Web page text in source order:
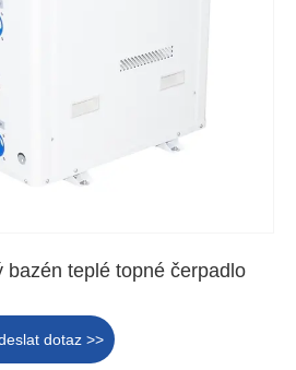
bazén teplé topné čerpadlo
dotaz >>